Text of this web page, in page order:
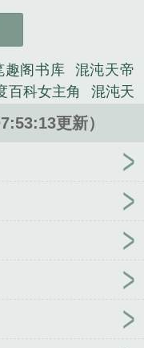
趣阁书库
混沌天帝
百科女主角
混沌天
楚剑秋百科
混沌天
沌天帝诀免费阅读楚
诀楚剑秋免费阅读
更新）